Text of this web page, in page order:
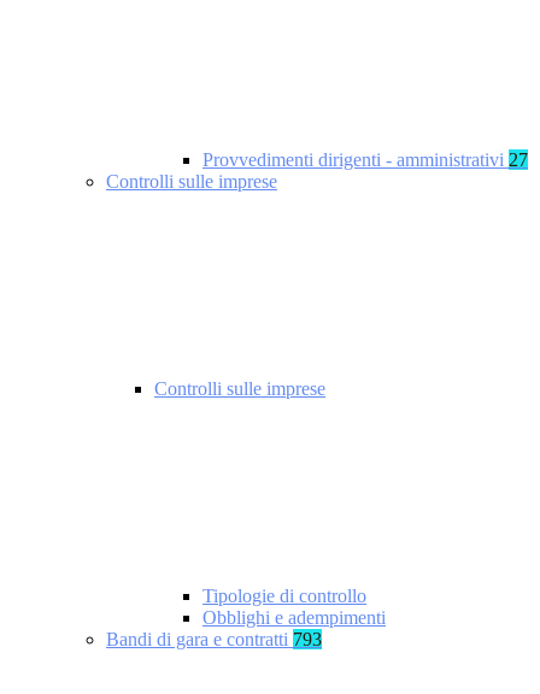
Provvedimenti dirigenti - amministrativi 27
Controlli sulle imprese
Controlli sulle imprese
Tipologie di controllo
Obblighi e adempimenti
Bandi di gara e contratti 793